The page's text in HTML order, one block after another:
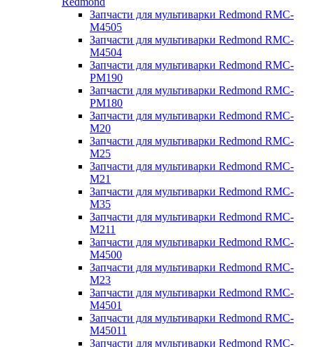
Запчасти для мультиварки Redmond RMC-
M4505
Запчасти для мультиварки Redmond RMC-
M4504
Запчасти для мультиварки Redmond RMC-
PM190
Запчасти для мультиварки Redmond RMC-
PM180
Запчасти для мультиварки Redmond RMC-
M20
Запчасти для мультиварки Redmond RMC-
M25
Запчасти для мультиварки Redmond RMC-
M21
Запчасти для мультиварки Redmond RMC-
M35
Запчасти для мультиварки Redmond RMC-
M211
Запчасти для мультиварки Redmond RMC-
M4500
Запчасти для мультиварки Redmond RMC-
M23
Запчасти для мультиварки Redmond RMC-
M4501
Запчасти для мультиварки Redmond RMC-
M45011
Запчасти для мультиварки Redmond RMC-